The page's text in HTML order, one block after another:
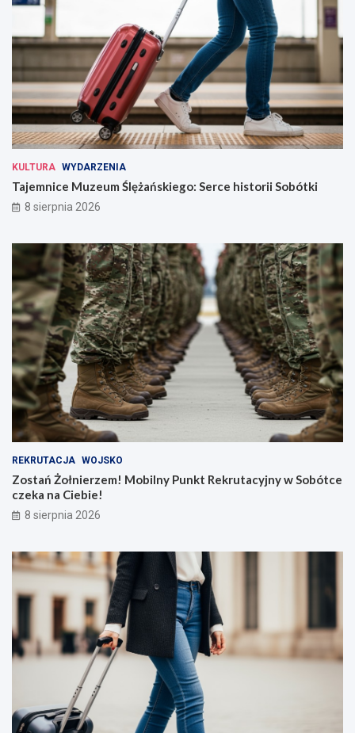
KULTURA WYDARZENIA
Tajemnice Muzeum Ślężańskiego: Serce historii Sobótki
8 sierpnia 2026
REKRUTACJA WOJSKO
Zostań Żołnierzem! Mobilny Punkt Rekrutacyjny w Sobótce
czeka na Ciebie!
8 sierpnia 2026